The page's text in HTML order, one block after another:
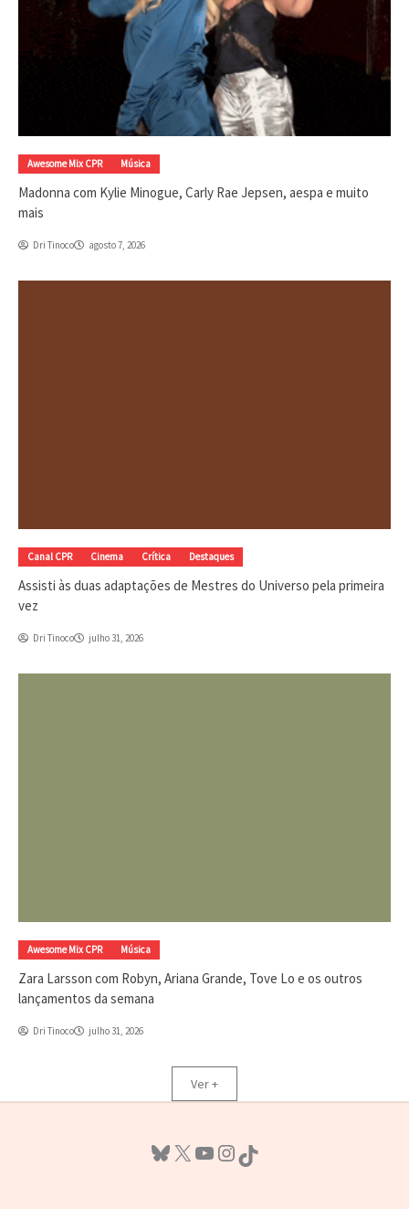
Awesome Mix CPR Música
Madonna com Kylie Minogue, Carly Rae Jepsen, aespa e muito
mais
Dri Tinoco agosto 7, 2026
Canal CPR Cinema Crítica Destaques
Assisti às duas adaptações de Mestres do Universo pela primeira
vez
Dri Tinoco julho 31, 2026
Awesome Mix CPR Música
Zara Larsson com Robyn, Ariana Grande, Tove Lo e os outros
lançamentos da semana
Dri Tinoco julho 31, 2026
Ver +
Bluesky X Youtube InstagramTikTok